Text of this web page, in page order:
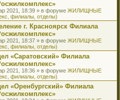
2021, 18:39 » в форуме ЖИЛИЩНЫЕ
филиалы, отделы)
г. Красноярск Филиала
2021, 18:37 » в форуме ЖИЛИЩНЫЕ
филиалы, отделы)
«Саратовский» Филиала
2021, 18:36 » в форуме ЖИЛИЩНЫЕ
филиалы, отделы)
«Оренбургский» Филиала